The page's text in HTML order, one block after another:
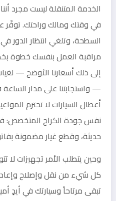
الخدمة المتنقلة ليست مجرد
في وقتك ومالك وراحتك. توفّر
السطحة، وتلغي انتظار الدور
مراقبة العمل بنفسك خطوة
إلى ذلك أسعارنا الأوضح —
— واستجابتنا على مدار
أعطال السيارات لا تحترم
نفس جودة الكراج المتخصص:
حديثة، وقطع غيار مضمونة
وحين يتطلب الأمر تجهيزات لا
كل شيء من نقل وإصلاح
تبقى مرتاحاً وسيارتك في أيدٍ